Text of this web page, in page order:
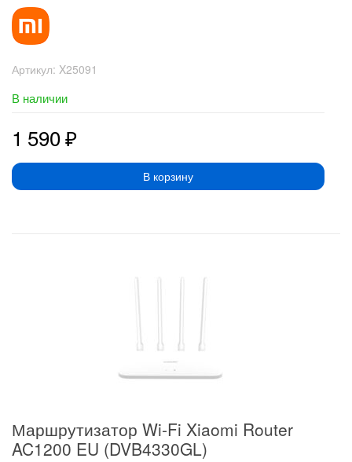
Артикул: X25091
В наличии
1 590₽
В корзину
Маршрутизатор Wi-Fi Xiaomi Router
AC1200 EU (DVB4330GL)